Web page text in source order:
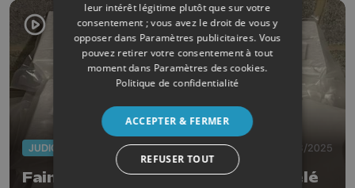
JUDICIAIRE 01/08/2025
Faimes : labo de cocaine démantelé
leur intérêt légitime plutôt que sur votre
consentement ; vous avez le droit de vous y
opposer dans Paramètres publicitaires. Vous
pouvez retirer votre consentement à tout
moment dans Paramètres des cookies.
Politique de confidentialité
ACCEPTER & FERMER
REFUSER TOUT